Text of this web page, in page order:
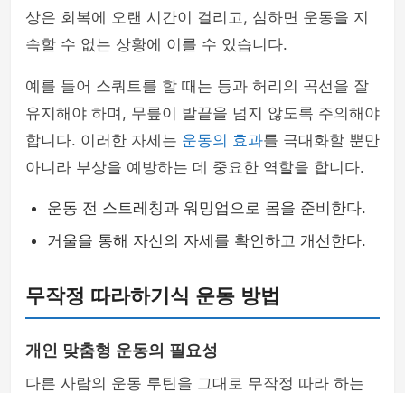
상은 회복에 오랜 시간이 걸리고, 심하면 운동을 지
속할 수 없는 상황에 이를 수 있습니다.
예를 들어 스쿼트를 할 때는 등과 허리의 곡선을 잘
유지해야 하며, 무릎이 발끝을 넘지 않도록 주의해야
합니다. 이러한 자세는 운동의 효과를 극대화할 뿐만
아니라 부상을 예방하는 데 중요한 역할을 합니다.
운동 전 스트레칭과 워밍업으로 몸을 준비한다.
거울을 통해 자신의 자세를 확인하고 개선한다.
무작정 따라하기식 운동 방법
개인 맞춤형 운동의 필요성
다른 사람의 운동 루틴을 그대로 무작정 따라 하는